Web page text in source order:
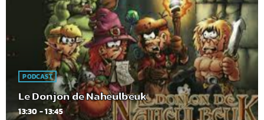
PODCAST
Le Donjon de Naheulbeuk
13:30 - 13:45